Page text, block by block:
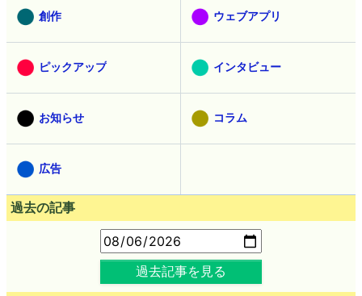
創作 ウェブアプリ
ピックアップ インタビュー
お知らせ コラム
広告
過去の記事
過去記事を見る